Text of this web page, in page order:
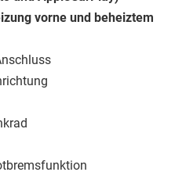
vorne und beheiztem